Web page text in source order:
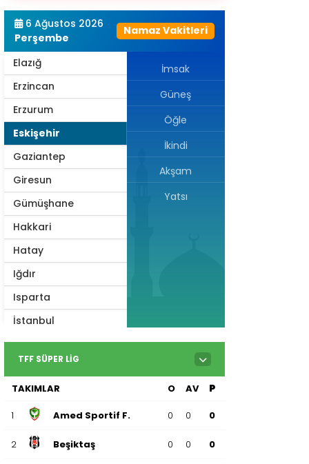
6 Ağustos 2026
Perşembe
Namaz Vakitleri
Düzce
Edirne
Elazığ
Erzincan
Erzurum
Eskişehir
Gaziantep
Giresun
Gümüşhane
Hakkari
Hatay
Iğdır
Isparta
İstanbul
İzmir
Karabük
Karaman
Kars
İmsak
Güneş
Öğle
İkindi
Akşam
Yatsı
TFF SÜPER LIG
TAKIMLAR O AV P
1 Amed Sportif F. 0 0 0
2 Beşiktaş 0 0 0